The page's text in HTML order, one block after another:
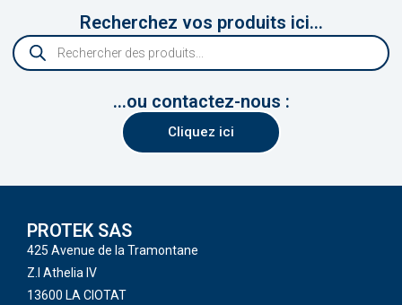
Recherchez vos produits ici...
...ou contactez-nous :
Cliquez ici
PROTEK SAS
425 Avenue de la Tramontane
Z.I Athelia IV
13600 LA CIOTAT